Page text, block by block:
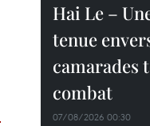
Hai Le –
tenue
camarades
combat
07/08/2026 00:30